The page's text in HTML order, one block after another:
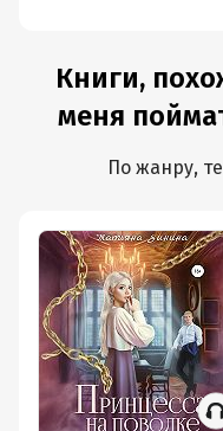
Книги,
меня
По жанру,